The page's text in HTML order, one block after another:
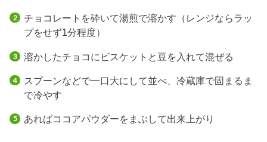
チョコレートを砕いて湯煎で溶かす（レンジならラッ
プをせず1分程度）
溶かしたチョコにビスケットと豆を入れて混ぜる
スプーンなどで一口大にして並べ、冷蔵庫で固まるま
で冷やす
あればココアパウダーをまぶして出来上がり